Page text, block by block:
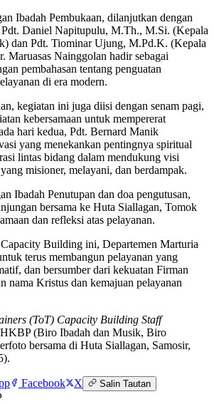
Ibadah Pembukaan, dilanjutkan dengan
Daniel Napitupulu, M.Th., M.Si. (Kepala
dan Pdt. Tiominar Ujung, M.Pd.K. (Kepala
Maruasas Nainggolan hadir sebagai
pembahasan tentang penguatan
di era modern.
kegiatan ini juga diisi dengan senam pagi,
kebersamaan untuk mempererat
hari kedua, Pdt. Bernard Manik
yang menekankan pentingnya spiritual
lintas bidang dalam mendukung visi
misioner, melayani, dan berdampak.
Ibadah Penutupan dan doa pengutusan,
bersama ke Huta Siallagan, Tomok
dan refleksi atas pelayanan.
Building ini, Departemen Marturia
terus membangun pelayanan yang
dan bersumber dari kekuatan Firman
nama Kristus dan kemajuan pelayanan
(ToT) Capacity Building Staff
(Biro Ibadah dan Musik, Biro
bersama di Huta Siallagan, Samosir,
Facebook X Salin Tautan